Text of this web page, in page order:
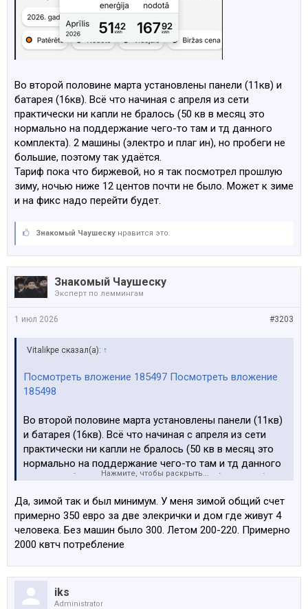
паверволл от теслы, панель для лайтовой зарядки
павервола и все.
Во второй половине марта установлены панели (11кв) и
батарея (16кв). Всё что начиная с апреля из сети
практически ни капли не бралось (50 кв в месяц это
нормально на поддержание чего-то там и тд данного
комплекта). 2 машины (электро и плаг ин), но пробеги не
большие, поэтому так удаётся.
Тариф пока что биржевой, но я так посмотрел прошлую
зиму, ночью ниже 12 центов почти не было. Может к зиме
и на фикс надо перейти будет.
Знакомый Чаушеску нравится это.
Знакомый Чаушеску
Эксперт по леммингам
#3203
1 июл 2026
Vitalikpe сказал(а): ↑
Посмотреть вложение 185497 Посмотреть вложение
185498
Во второй половине марта установлены панели (11кв)
и батарея (16кв). Всё что начиная с апреля из сети
практически ни капли не бралось (50 кв в месяц это
нормально на поддержание чего-то там и тд данного
комплекта). 2 машины (электро и плаг ин), но пробеги
Тариф пока что биржевой, но я так посмотрел
прошлую зиму, ночью ниже 12 центов почти не было.
Может к зиме и на фикс надо перейти будет.
Нажмите, чтобы раскрыть...
Да, зимой так и был минимум. У меня зимой общий счет
примерно 350 евро за две элекрички и дом где живут 4
человека. Без машин было 300. Летом 200-220. Примерно
2000 квтч потребление
iks
Administrator